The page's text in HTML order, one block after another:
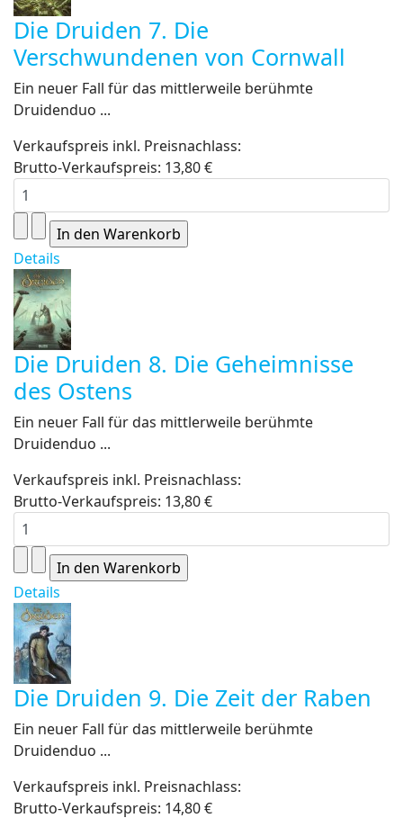
Die Druiden 7. Die
Verschwundenen von Cornwall
Ein neuer Fall für das mittlerweile berühmte
Druidenduo ...
Verkaufspreis inkl. Preisnachlass:
Brutto-Verkaufspreis: 13,80 €
Details
Die Druiden 8. Die Geheimnisse
des Ostens
Ein neuer Fall für das mittlerweile berühmte
Druidenduo ...
Verkaufspreis inkl. Preisnachlass:
Brutto-Verkaufspreis: 13,80 €
Details
Die Druiden 9. Die Zeit der Raben
Ein neuer Fall für das mittlerweile berühmte
Druidenduo ...
Verkaufspreis inkl. Preisnachlass:
Brutto-Verkaufspreis: 14,80 €